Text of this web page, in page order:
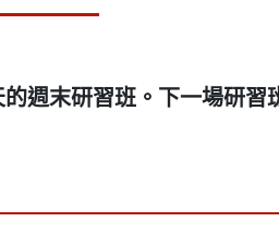
週末研習班。下一場研習